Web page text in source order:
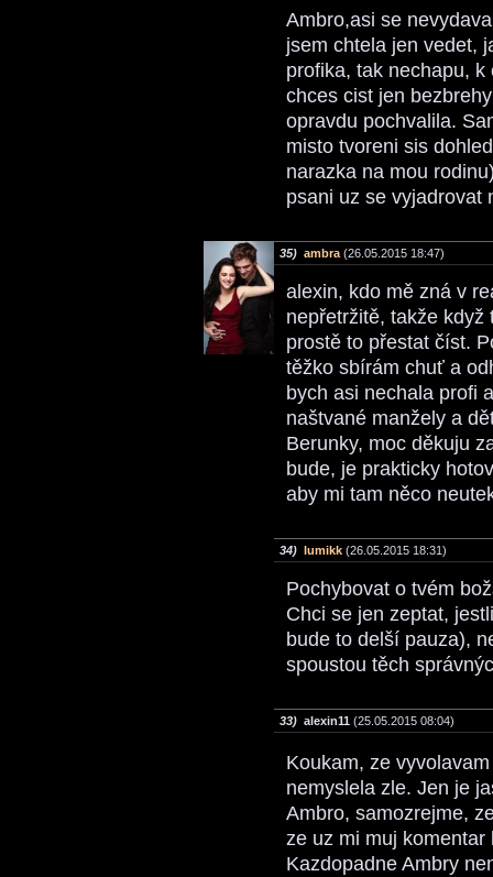
Ambro,asi se
jsem chtela jen vedet,
profika, tak nechapu,
chces cist jen
opravdu pochvalila.
misto tvoreni sis
narazka na mou
psani uz se vyjadrovat
35) ambra (26.05.2015 18:47)
alexin, kdo mě zná v
nepřetržitě, takže
prostě to přestat číst.
těžko sbírám chuť a
bych asi nechala profi
naštvané manžely a
Berunky, moc děkuju
bude, je prakticky
aby mi tam něco
34) lumikk (26.05.2015 18:31)
Pochybovat o tvém
Chci se jen zeptat,
bude to delší pauza),
spoustou těch
33) alexin11 (25.05.2015 08:04)
Koukam, ze
nemyslela zle. Jen je
Ambro, samozrejme,
ze uz mi muj
Kazdopadne Ambry